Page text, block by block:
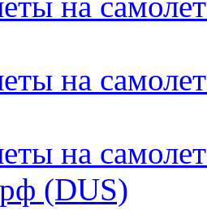
на
на
(DUS)